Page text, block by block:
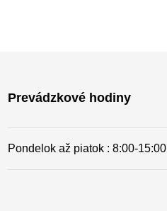
Prevádzkové hodiny
Pondelok až piatok : 8:00-15:00